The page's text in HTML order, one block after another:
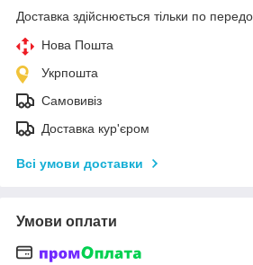
Доставка здійснюється тільки по
Нова Пошта
Укрпошта
Самовивіз
Доставка кур'єром
Всі умови доставки
Умови оплати